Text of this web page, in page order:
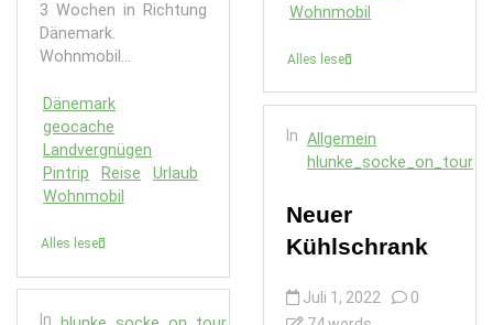
3 Wochen in Richtung
Dänemark.
Wohnmobil...
Dänemark
geocache
Landvergnügen
Pintrip
Reise
Urlaub
Wohnmobil
Alles lesen
In
Wohnmobil
Alles lesen
In Allgemein
hlunke_socke_on_tour
Neuer
Kühlschrank
Juli 1, 2022
0